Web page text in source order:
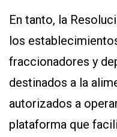
En tanto, la
los
fraccionadores y
destinados a la
autorizados a
plataforma que